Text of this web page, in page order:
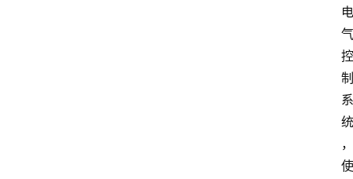
电
气
控
制
系
统
，
使